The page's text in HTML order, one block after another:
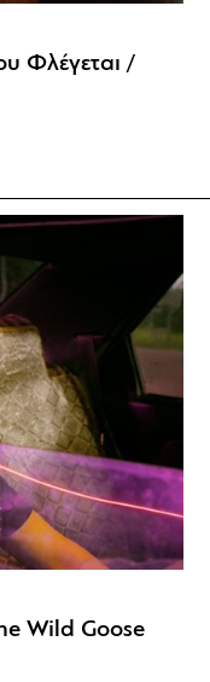
Φλέγεται /
Wild Goose